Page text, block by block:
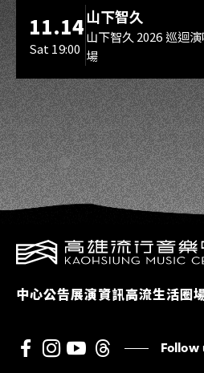
11.14
Sat 19:00
山下智久
山下智久 2026 巡迴
場
中心公告展演資訊高流生活圈
Follow